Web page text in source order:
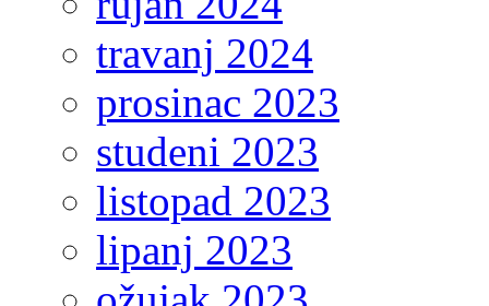
travanj 2024
prosinac 2023
studeni 2023
listopad 2023
lipanj 2023